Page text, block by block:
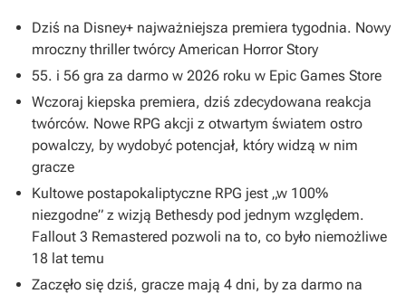
Dziś na Disney+ najważniejsza premiera tygodnia. Nowy
mroczny thriller twórcy American Horror Story
55. i 56 gra za darmo w 2026 roku w Epic Games Store
Wczoraj kiepska premiera, dziś zdecydowana reakcja
twórców. Nowe RPG akcji z otwartym światem ostro
powalczy, by wydobyć potencjał, który widzą w nim
gracze
Kultowe postapokaliptyczne RPG jest „w 100%
niezgodne” z wizją Bethesdy pod jednym względem.
Fallout 3 Remastered pozwoli na to, co było niemożliwe
18 lat temu
Zaczęło się dziś, gracze mają 4 dni, by za darmo na